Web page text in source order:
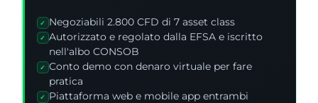
✓ Negoziabili 2.800 CFD di 7 asset class
✓ Autorizzato e regolato dalla EFSA e iscritto
nell'albo CONSOB
✓ Conto demo con denaro virtuale per fare
pratica
✓ Piattaforma web e mobile app entrambi